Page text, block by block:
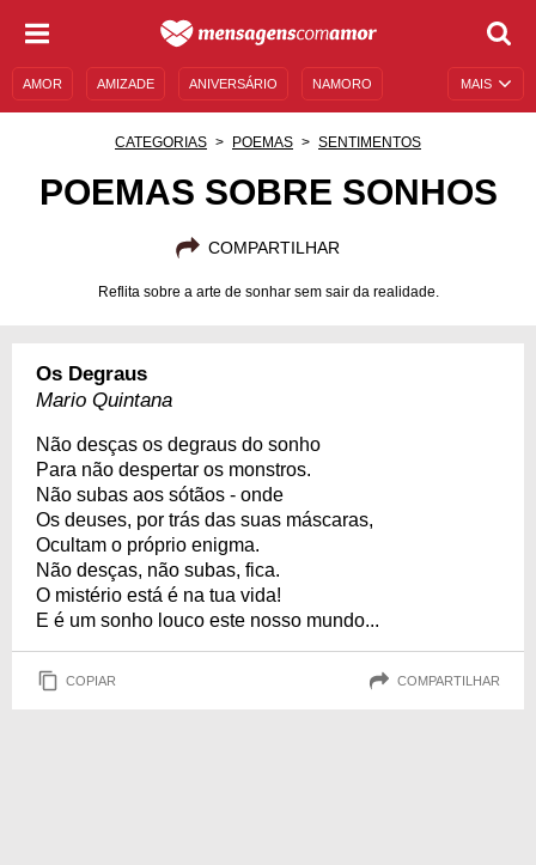
MAIS
AMOR AMIZADE ANIVERSÁRIO NAMORO
CATEGORIAS POEMAS SENTIMENTOS
POEMAS SOBRE SONHOS
COMPARTILHAR
Reflita sobre a arte de sonhar sem sair da realidade.
Os Degraus
Mario Quintana
Não desças os degraus do sonho
Para não despertar os monstros.
Não subas aos sótãos - onde
Os deuses, por trás das suas máscaras,
Ocultam o próprio enigma.
Não desças, não subas, fica.
O mistério está é na tua vida!
E é um sonho louco este nosso mundo...
COPIAR COMPARTILHAR